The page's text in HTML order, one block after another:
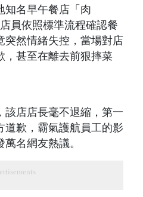
知名早午餐店「肉
員依照標準流程確認餐
突然情緒失控，當場對店
，甚至在離去前狠摔菜
該店店長毫不退縮，第一
道歉，霸氣護航員工的影
名網友熱議。